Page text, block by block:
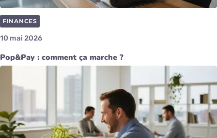
FINANCES
10 mai 2026
Pop&Pay : comment ça marche ?